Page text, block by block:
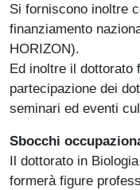
Si forniscono inoltre
finanziamento
HORIZON).
Ed inoltre il dottorato
partecipazione dei
seminari ed eventi
Sbocchi
Il dottorato in
formerà figure